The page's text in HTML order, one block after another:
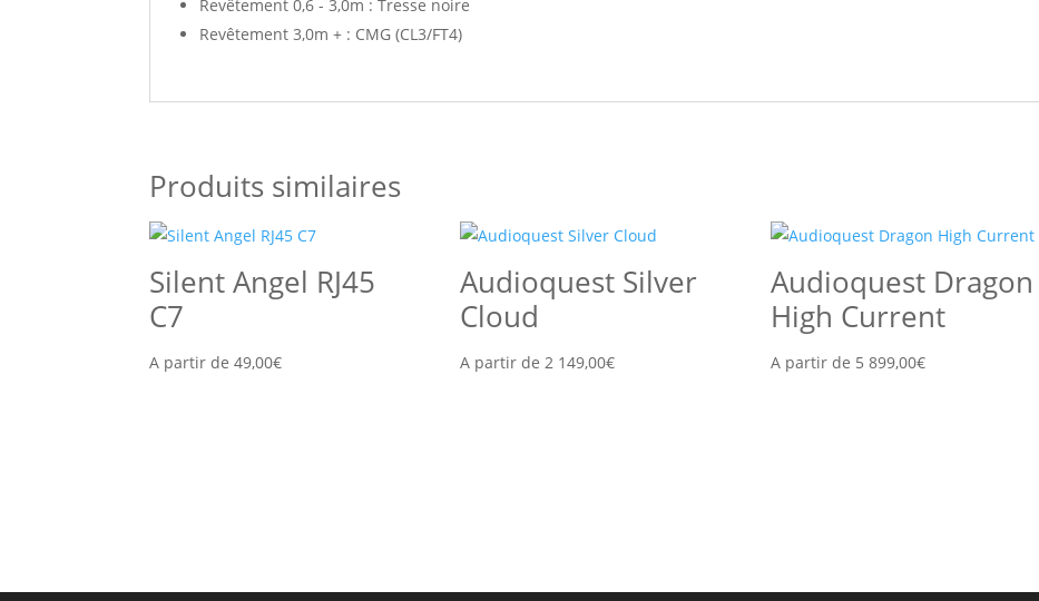
Revêtement 0,6 - 3,0m : Tresse noire
Revêtement 3,0m + : CMG (CL3/FT4)
Produits similaires
Silent Angel RJ45
C7
A partir de49,00€
Audioquest Silver
Cloud
A partir de 2 149,00€
Audioquest Dragon
High Current
A partir de 5 899,00€